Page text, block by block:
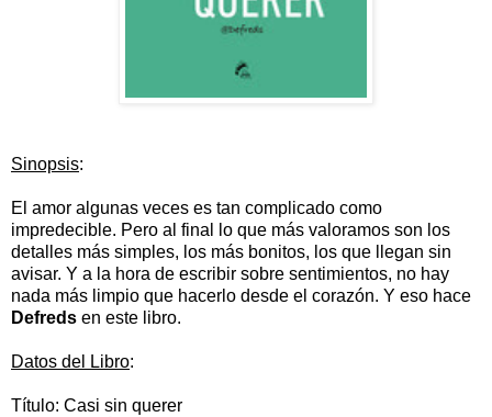
Sinopsis:
El amor algunas veces es tan complicado como
impredecible. Pero al final lo que más valoramos son los
detalles más simples, los más bonitos, los que llegan sin
avisar. Y a la hora de escribir sobre sentimientos, no hay
nada más limpio que hacerlo desde el corazón. Y eso hace
Defreds en este libro.
Datos del Libro:
Título: Casi sin querer